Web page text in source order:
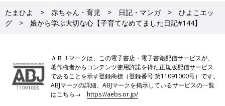
たまひよ 赤ちゃん・育児 日記・マンガ
ひよこエッ
グ
娘から学ぶ大切な心【子育てなめてました日記#144】
ＡＢＪマークは、この電子書店・電子書籍配信サービスが、
著作権者からコンテンツ使用許諾を得た正規版配信サービス
であることを示す登録商標（登録番号 第11091000号）です。
ABJマークの詳細、ABJマークを掲示しているサービスの一覧
はこちら→https://aebs.or.jp/